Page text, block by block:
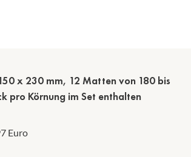
x 230 mm, 12 Matten von 180 bis
pro Körnung im Set enthalten
Euro